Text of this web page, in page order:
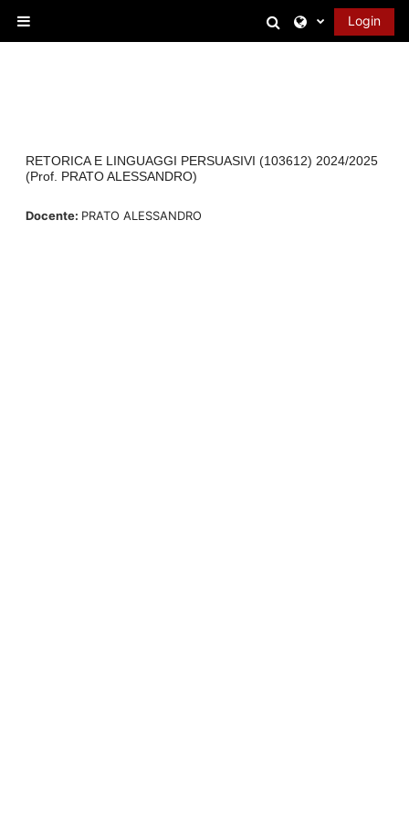
Attiva/disattiva
Login
RETORICA E LINGUAGGI PERSUASIVI (103612) 2024/2025
(Prof. PRATO ALESSANDRO)
Docente: PRATO ALESSANDRO